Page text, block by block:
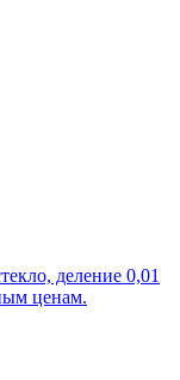
деление 0,01
ценам.